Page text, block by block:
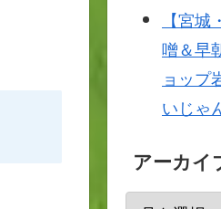
【宮
噌＆早
ョップ
いじゃ
アーカイ